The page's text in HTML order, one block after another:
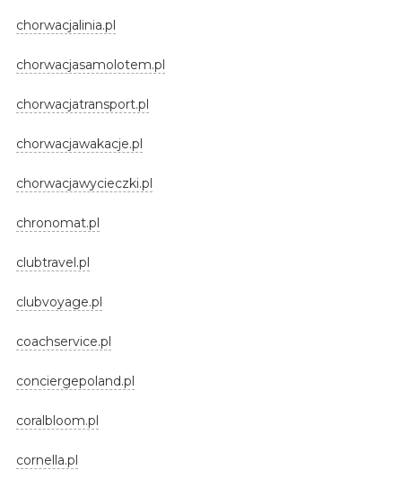
chorwacjalinia.pl
chorwacjasamolotem.pl
chorwacjatransport.pl
chorwacjawakacje.pl
chorwacjawycieczki.pl
chronomat.pl
clubtravel.pl
clubvoyage.pl
coachservice.pl
conciergepoland.pl
coralbloom.pl
cornella.pl